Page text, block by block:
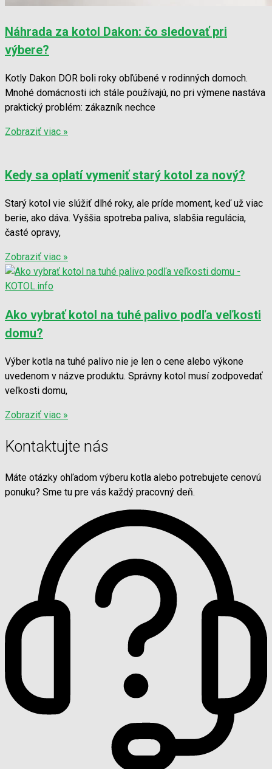
Náhrada za kotol Dakon: čo sledovať pri
výbere?
Kotly Dakon DOR boli roky obľúbené v rodinných domoch.
Mnohé domácnosti ich stále používajú, no pri výmene nastáva
praktický problém: zákazník nechce
Zobraziť viac »
Kedy sa oplatí vymeniť starý kotol za nový?
Starý kotol vie slúžiť dlhé roky, ale príde moment, keď už viac
berie, ako dáva. Vyššia spotreba paliva, slabšia regulácia,
časté opravy,
Zobraziť viac »
Ako vybrať kotol na tuhé palivo podľa veľkosti
domu?
Výber kotla na tuhé palivo nie je len o cene alebo výkone
uvedenom v názve produktu. Správny kotol musí zodpovedať
veľkosti domu,
Zobraziť viac »
Kontaktujte nás
Máte otázky ohľadom výberu kotla alebo potrebujete cenovú
ponuku? Sme tu pre vás každý pracovný deň.